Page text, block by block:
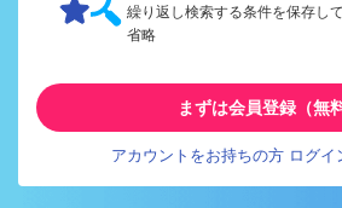
繰り返し検索する条件を保存し
省略
まずは会員登録（無料
アカウントをお持ちの方 ログイ